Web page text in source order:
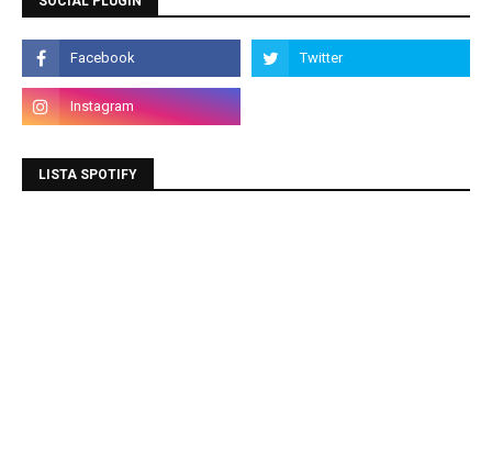
LISTA SPOTIFY